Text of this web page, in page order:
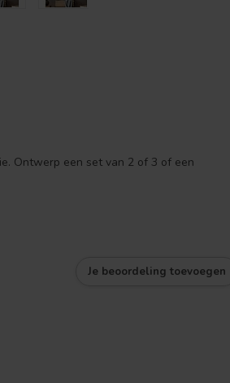
Ontwerp een set van 2 of 3 of een
Je beoordeling toevoegen